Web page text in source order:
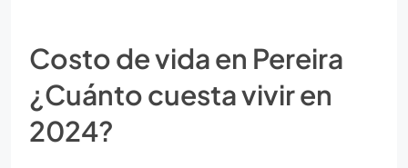
Costo de vida en Pereira
¿Cuánto cuesta vivir en
2024?